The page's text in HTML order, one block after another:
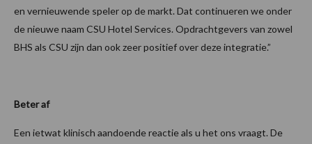
en vernieuwende speler op de markt. Dat continueren we onder
de nieuwe naam CSU Hotel Services. Opdrachtgevers van zowel
BHS als CSU zijn dan ook zeer positief over deze integratie.”
Beter af
Een ietwat klinisch aandoende reactie als u het ons vraagt. De